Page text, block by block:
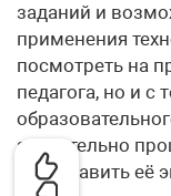
заданий и
применения
посмотреть на
педагога, но и с
значительно
представить её